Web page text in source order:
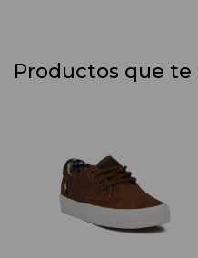
Productos que